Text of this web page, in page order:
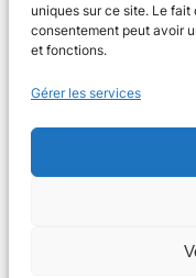
uniques sur ce site. Le
consentement peut avoir
et fonctions.
Gérer les services
L'agenda des
Tous les événements
Plus d’activités
S’abonner par mail